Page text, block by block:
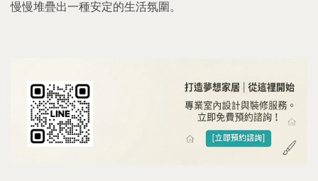
慢慢堆疊出一種安定的生活氛圍。